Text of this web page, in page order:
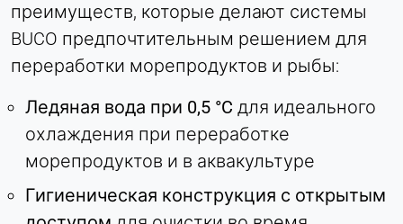
преимуществ, которые делают системы
BUCO предпочтительным решением для
переработки морепродуктов и рыбы:
Ледяная вода при 0,5 °C для идеального
охлаждения при переработке
морепродуктов и в аквакультуре
Гигиеническая конструкция с открытым